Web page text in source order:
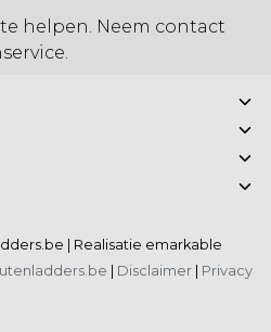
helpen. Neem contact
| Realisatie emarkable
Disclaimer
Privacy